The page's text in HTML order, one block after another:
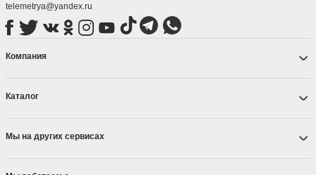
telemetrya@yandex.ru
Компания
Каталог
Мы на других сервисах